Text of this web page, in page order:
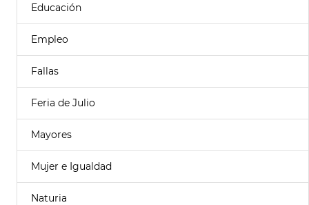
Educación
Empleo
Fallas
Feria de Julio
Mayores
Mujer e Igualdad
Naturia